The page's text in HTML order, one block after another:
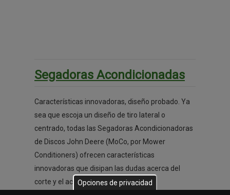
Segadoras Acondicionadas
Características innovadoras, diseño probado. Ya
sea que escoja un diseño de tiro lateral o
centrado, todas las Segadoras Acondicionadoras
de Discos John Deere (MoCo, por Mower
Conditioners) ofrecen características
innovadoras que disipan las dudas acerca del
corte y el acondicionamiento.
Opciones de privacidad